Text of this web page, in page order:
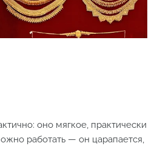
оно мягкое, практически
работать — он царапается,